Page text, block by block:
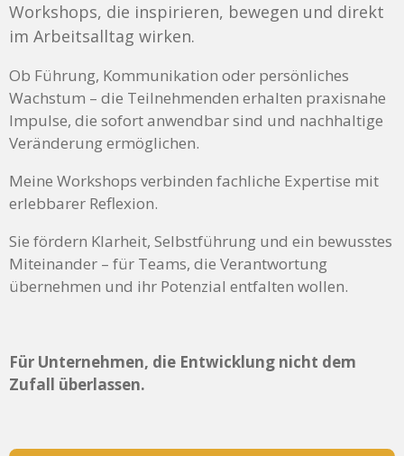
Workshops, die inspirieren, bewegen und direkt
im Arbeitsalltag wirken.
Ob Führung, Kommunikation oder persönliches
Wachstum – die Teilnehmenden erhalten praxisnahe
Impulse, die sofort anwendbar sind und nachhaltige
Veränderung ermöglichen.
Meine Workshops verbinden fachliche Expertise mit
erlebbarer Reflexion.
Sie fördern Klarheit, Selbstführung und ein bewusstes
Miteinander – für Teams, die Verantwortung
übernehmen und ihr Potenzial entfalten wollen.
Für Unternehmen, die Entwicklung nicht dem
Zufall überlassen.